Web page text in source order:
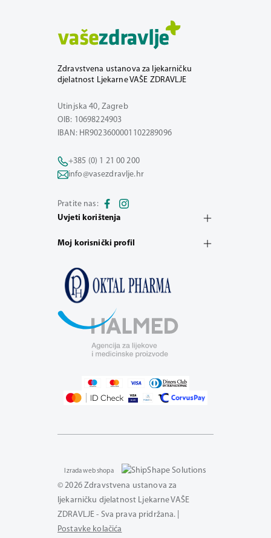
Zdravstvena ustanova za ljekarničku
djelatnost Ljekarne VAŠE ZDRAVLJE
Utinjska 40, Zagreb
OIB: 10698224903
IBAN: HR9023600001102289096
+385 (0) 1 21 00 200
info@vasezdravlje.hr
Pratite nas:
Uvjeti korištenja
Moj korisnički profil
© 2026 Zdravstvena ustanova za
ljekarničku djelatnost Ljekarne VAŠE
ZDRAVLJE - Sva prava pridržana. |
Postavke kolačića
Izrada web shopa